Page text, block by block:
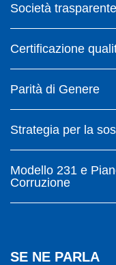
Società trasparente
Certificazione
Parità di Genere
Strategia per la
Modello 231 e
Corruzione
SE NE PARLA